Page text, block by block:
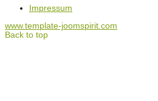
Impressum
www.template-joomspirit.com
Back to top